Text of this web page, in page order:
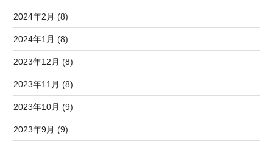
2024年2月 (8)
2024年1月 (8)
2023年12月 (8)
2023年11月 (8)
2023年10月 (9)
2023年9月 (9)